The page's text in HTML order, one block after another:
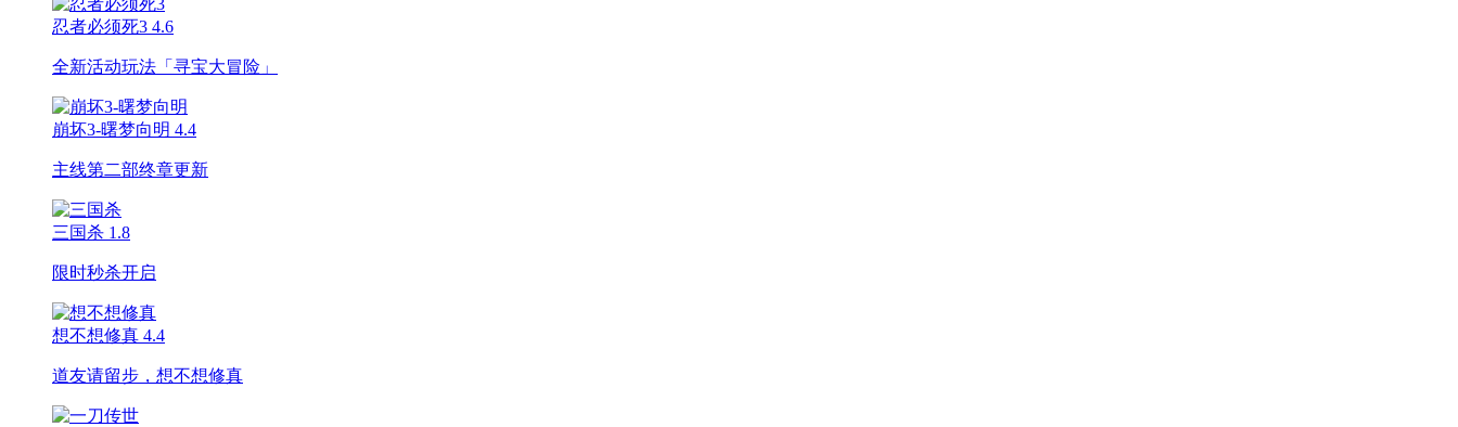
忍者必须死3 4.6
全新活动玩法「寻宝大冒险」
崩坏3-曙梦向明 4.4
主线第二部终章更新
三国杀 1.8
限时秒杀开启
想不想修真 4.4
道友请留步，想不想修真